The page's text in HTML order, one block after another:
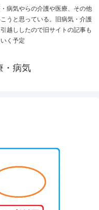
病気やらの介護や医療、その他
うと思っている。旧病気・介護
越ししたので旧サイトの記事も
く予定
・病気